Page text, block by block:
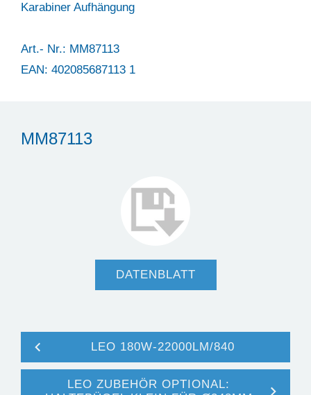
Karabiner Aufhängung
Art.- Nr.: MM87113
EAN: 402085687113 1
MM87113
DATENBLATT
LEO 180W-22000LM/840
LEO ZUBEHÖR OPTIONAL: